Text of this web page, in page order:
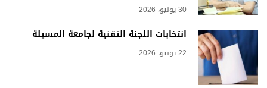
30 يونيو، 2026
انتخابات اللجنة التقنية لجامعة المسيلة
22 يونيو، 2026